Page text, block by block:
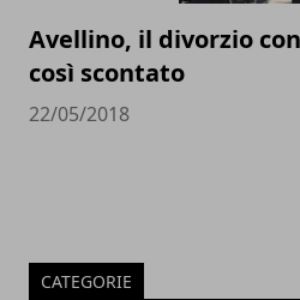
Avellino, il divorzio
così scontato
22/05/2018
CATEGORIE